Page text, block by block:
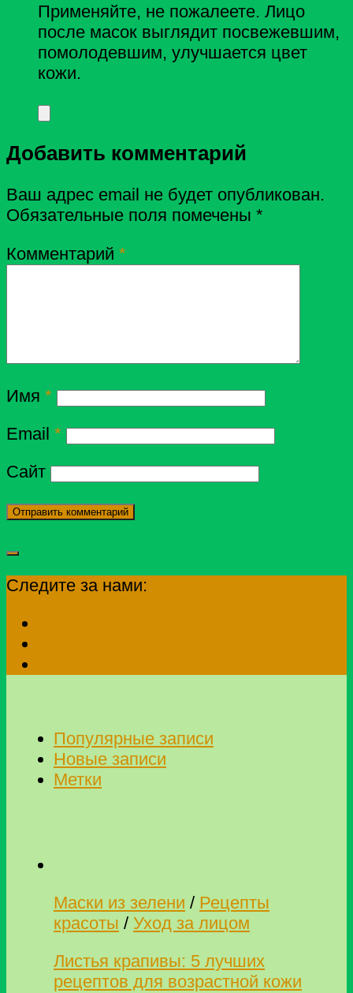
Применяйте, не пожалеете. Лицо
после масок выглядит посвежевшим,
помолодевшим, улучшается цвет
кожи.
Добавить комментарий
Ваш адрес email не будет опубликован.
Обязательные поля помечены *
Комментарий *
Имя *
Email *
Сайт
Следите за нами:
Популярные записи
Новые записи
Метки
Маски из зелени / Рецепты
красоты / Уход за лицом
Листья крапивы: 5 лучших
рецептов для возрастной кожи